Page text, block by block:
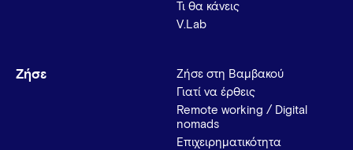
Τι θα κάνεις
V.Lab
Ζήσε
Ζήσε στη Βαμβακού
Γιατί να έρθεις
Remote working / Digital
nomads
Επιχειρηματικότητα